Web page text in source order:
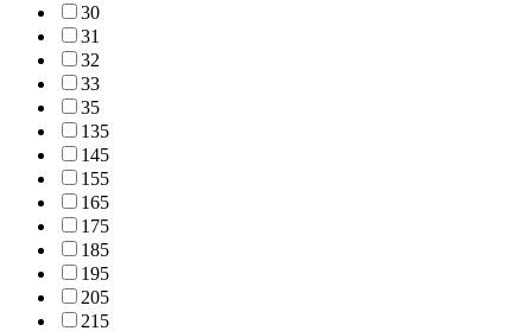
30
31
32
33
35
135
145
155
165
175
185
195
205
215